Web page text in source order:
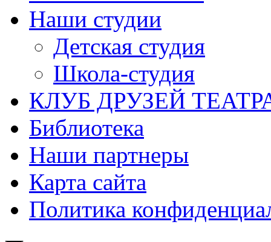
Наши студии
Детская студия
Школа-студия
КЛУБ ДРУЗЕЙ
Библиотека
Наши партнеры
Карта сайта
Политика